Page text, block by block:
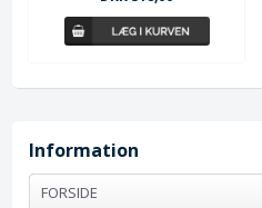
Information
FORSIDE